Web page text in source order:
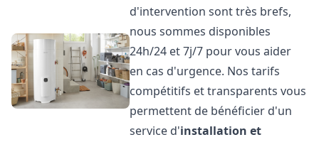
d'intervention sont très brefs,
nous sommes disponibles
24h/24 et 7j/7 pour vous aider
en cas d'urgence. Nos tarifs
compétitifs et transparents vous
permettent de bénéficier d'un
service d'installation et